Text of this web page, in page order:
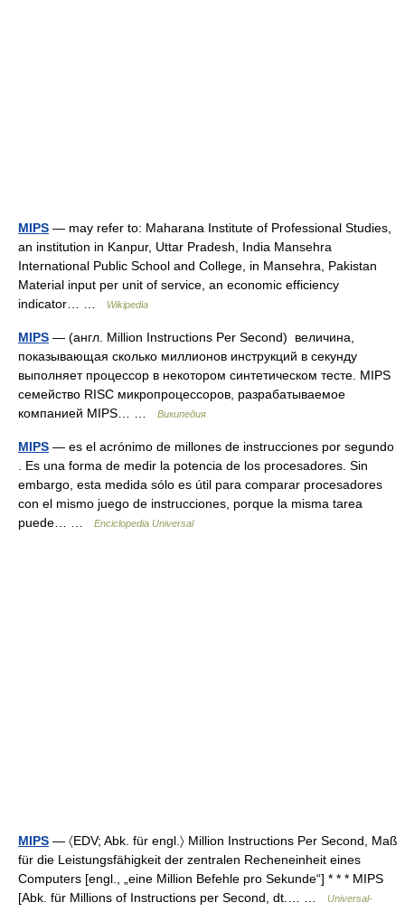
MIPS — may refer to: Maharana Institute of Professional Studies,
an institution in Kanpur, Uttar Pradesh, India Mansehra
International Public School and College, in Mansehra, Pakistan
Material input per unit of service, an economic efficiency
indicator… …
Wikipedia
MIPS — (англ. Million Instructions Per Second) величина,
показывающая сколько миллионов инструкций в секунду
выполняет процессор в некотором синтетическом тесте. MIPS
семейство RISC микропроцессоров, разрабатываемое
компанией MIPS… …
Википедия
MIPS — es el acrónimo de millones de instrucciones por segundo
. Es una forma de medir la potencia de los procesadores. Sin
embargo, esta medida sólo es útil para comparar procesadores
con el mismo juego de instrucciones, porque la misma tarea
puede… …
Enciclopedia Universal
MIPS — 〈EDV; Abk. für engl.〉 Million Instructions Per Second, Maß
für die Leistungsfähigkeit der zentralen Recheneinheit eines
Computers [engl., „eine Million Befehle pro Sekunde“] * * * MIPS
[Abk. für Millions of Instructions per Second, dt.… …
Universal-